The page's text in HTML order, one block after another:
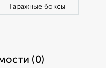
Гаражные боксы
(0)